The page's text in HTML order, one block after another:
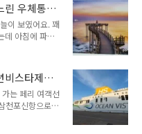
해요. 그래서
한반도 본토로
가격이 안 저렴
기가 워낙 많기
렇지 않거든
을 왕래하는 카
린 우체통
편날짜도장
이 보였어요. 꽤
데 아침에 파란
길은 마르고
차례 퍼부었어
모양이었어요.
어요. 어차피
. 잠깐 편의점 가
봤어요. 엽서
비스타제주
는 페리 여객선
천포신항으로
려고 했던 건 아